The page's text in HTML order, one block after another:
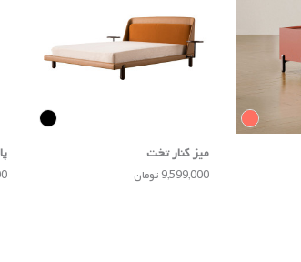
میز کنار تخت
9,599,000 تومان